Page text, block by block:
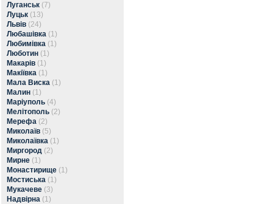
Луганськ (7)
Луцьк (13)
Львів (24)
Любашівка (1)
Любимівка (1)
Люботин (1)
Макарів (1)
Макіївка (1)
Мала Виска (1)
Малин (1)
Маріуполь (4)
Мелітополь (2)
Мерефа (2)
Миколаїв (5)
Миколаївка (1)
Миргород (2)
Мирне (1)
Монастирище (1)
Мостиська (1)
Мукачеве (3)
Надвірна (1)